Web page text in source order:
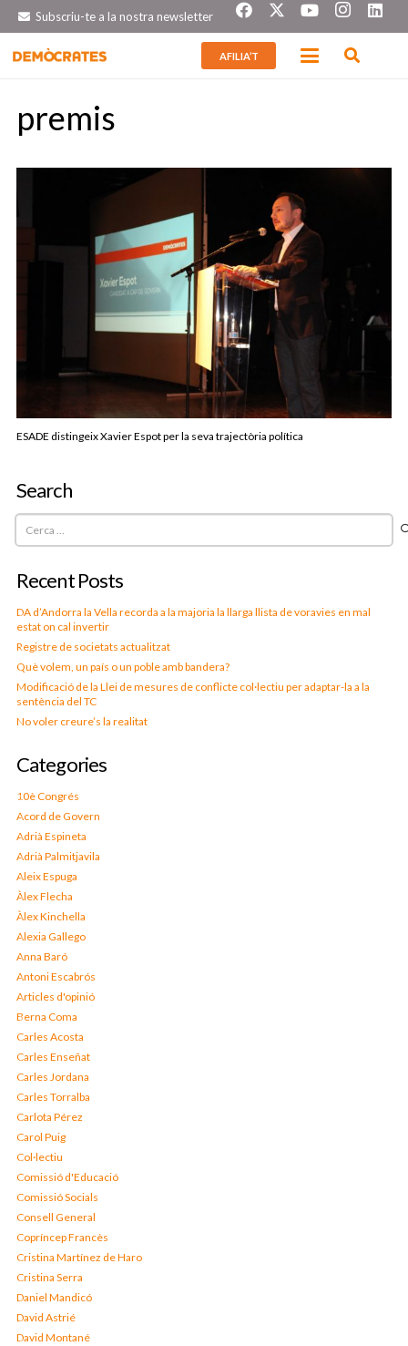
Subscriu-te a la nostra newsletter
AFILIA’T
premis
ESADE distingeix Xavier Espot per la seva trajectòria política
Search
Cerca:
Recent Posts
DA d’Andorra la Vella recorda a la majoria la llarga llista de voravies en mal
estat on cal invertir
Registre de societats actualitzat
Què volem, un país o un poble amb bandera?
Modificació de la Llei de mesures de conflicte col·lectiu per adaptar-la a la
sentència del TC
No voler creure’s la realitat
Categories
10è Congrés
Acord de Govern
Adrià Espineta
Adrià Palmitjavila
Aleix Espuga
Àlex Flecha
Àlex Kinchella
Alexia Gallego
Anna Baró
Antoni Escabrós
Articles d'opinió
Berna Coma
Carles Acosta
Carles Enseñat
Carles Jordana
Carles Torralba
Carlota Pérez
Carol Puig
Col·lectiu
Comissió d'Educació
Comissió Socials
Consell General
Copríncep Francès
Cristina Martínez de Haro
Cristina Serra
Daniel Mandicó
David Astrié
David Montané